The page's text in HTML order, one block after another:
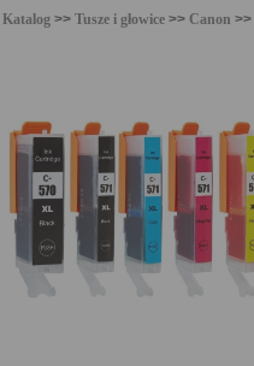
Katalog >> Tusze i głowice >> Canon >>